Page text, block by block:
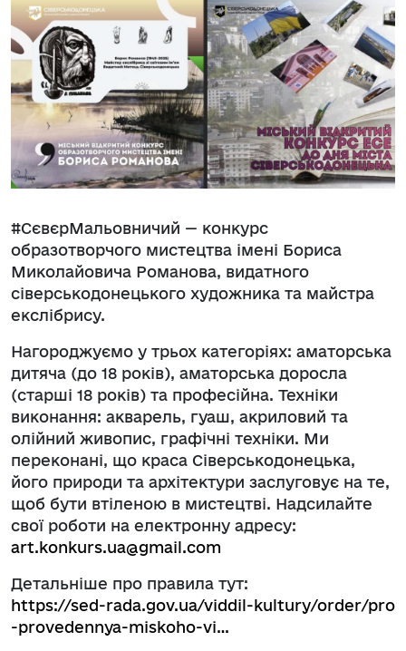
#СєвєрМальовничий — конкурс
образотворчого мистецтва імені Бориса
Миколайовича Романова, видатного
сіверськодонецького художника та майстра
екслібрису.
Нагороджуємо у трьох категоріях: аматорська
дитяча (до 18 років), аматорська доросла
(старші 18 років) та професійна. Техніки
виконання: акварель, гуаш, акриловий та
олійний живопис, графічні техніки. Ми
переконані, що краса Сіверськодонецька,
його природи та архітектури заслуговує на те,
щоб бути втіленою в мистецтві. Надсилайте
свої роботи на електронну адресу:
art.konkurs.ua@gmail.com
Детальніше про правила тут:
https://sed-rada.gov.ua/viddil-kultury/order/pro
-provedennya-miskoho-vi…